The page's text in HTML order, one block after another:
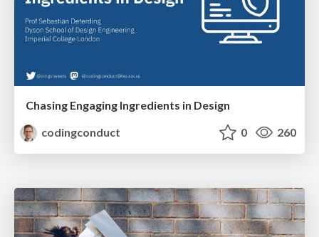
Chasing Engaging Ingredients in Design
codingconduct
0 260